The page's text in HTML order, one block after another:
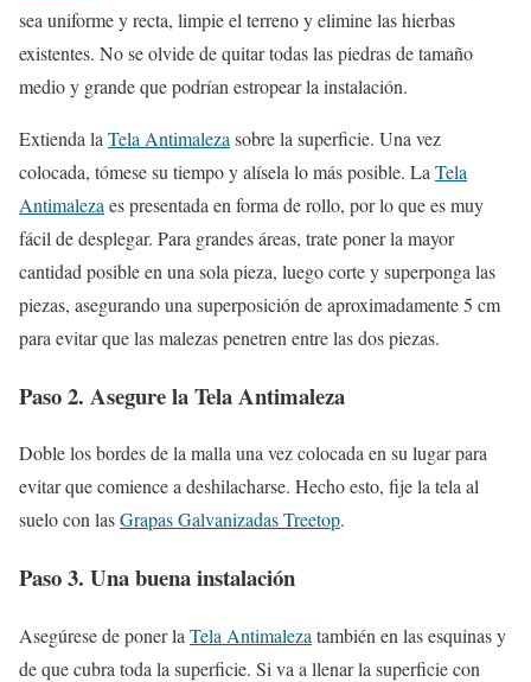
sea uniforme y recta, limpie el terreno y elimine las hierbas
existentes. No se olvide de quitar todas las piedras de tamaño
medio y grande que podrían estropear la instalación.
Extienda la Tela Antimaleza sobre la superficie. Una vez
colocada, tómese su tiempo y alísela lo más posible. La Tela
Antimaleza es presentada en forma de rollo, por lo que es muy
fácil de desplegar. Para grandes áreas, trate poner la mayor
cantidad posible en una sola pieza, luego corte y superponga las
piezas, asegurando una superposición de aproximadamente 5 cm
para evitar que las malezas penetren entre las dos piezas.
Paso 2. Asegure la Tela Antimaleza
Doble los bordes de la malla una vez colocada en su lugar para
evitar que comience a deshilacharse. Hecho esto, fije la tela al
suelo con lasGrapas Galvanizadas Treetop.
Paso 3. Una buena instalación
Asegúrese de poner la Tela Antimaleza también en las esquinas y
de que cubra toda la superficie. Si va a llenar la superficie con